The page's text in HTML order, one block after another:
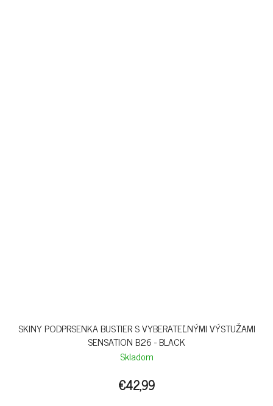
SKINY PODPRSENKA BUSTIER S VYBERATEĽNÝMI VÝSTUŽAMI
SENSATION B26 - BLACK
Skladom
€42,99